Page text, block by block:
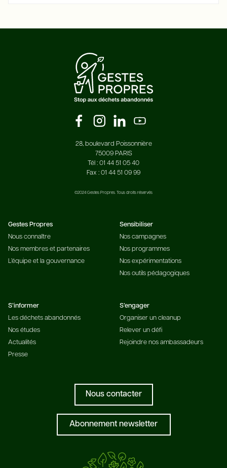
28, boulevard Poissonnière
75009 PARIS
Tél : 01 44 51 05 40
Fax : 01 44 51 09 99
©2024 Gestes Propres. Tous droits réservés
Gestes Propres
Nous connaître
Nos membres et partenaires
L’équipe et la gouvernance
Sensibiliser
Nos campagnes
Nos programmes
Nos expérimentations
Nos outils pédagogiques
S’informer
Les déchets abandonnés
Nos études
Actualités
Presse
S’engager
Organiser un cleanup
Relever un défi
Rejoindre nos ambassadeurs
Nous contacter
Abonnement newsletter